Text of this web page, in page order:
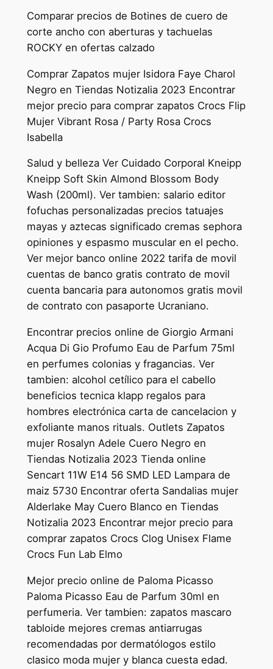
Comparar precios de Botines de cuero de
corte ancho con aberturas y tachuelas
ROCKY en ofertas calzado
Comprar Zapatos mujer Isidora Faye Charol
Negro en Tiendas Notizalia 2023 Encontrar
mejor precio para comprar zapatos Crocs Flip
Mujer Vibrant Rosa / Party Rosa Crocs
Isabella
Salud y belleza Ver Cuidado Corporal Kneipp
Kneipp Soft Skin Almond Blossom Body
Wash (200ml). Ver tambien: salario editor
fofuchas personalizadas precios tatuajes
mayas y aztecas significado cremas sephora
opiniones y espasmo muscular en el pecho.
Ver mejor banco online 2022 tarifa de movil
cuentas de banco gratis contrato de movil
cuenta bancaria para autonomos gratis movil
de contrato con pasaporte Ucraniano.
Encontrar precios online de Giorgio Armani
Acqua Di Gio Profumo Eau de Parfum 75ml
en perfumes colonias y fragancias. Ver
tambien: alcohol cetílico para el cabello
beneficios tecnica klapp regalos para
hombres electrónica carta de cancelacion y
exfoliante manos rituals. Outlets Zapatos
mujer Rosalyn Adele Cuero Negro en
Tiendas Notizalia 2023 Tienda online
Sencart 11W E14 56 SMD LED Lampara de
maiz 5730 Encontrar oferta Sandalias mujer
Alderlake May Cuero Blanco en Tiendas
Notizalia 2023 Encontrar mejor precio para
comprar zapatos Crocs Clog Unisex Flame
Crocs Fun Lab Elmo
Mejor precio online de Paloma Picasso
Paloma Picasso Eau de Parfum 30ml en
perfumeria. Ver tambien: zapatos mascaro
tabloide mejores cremas antiarrugas
recomendadas por dermatólogos estilo
clasico moda mujer y blanca cuesta edad.